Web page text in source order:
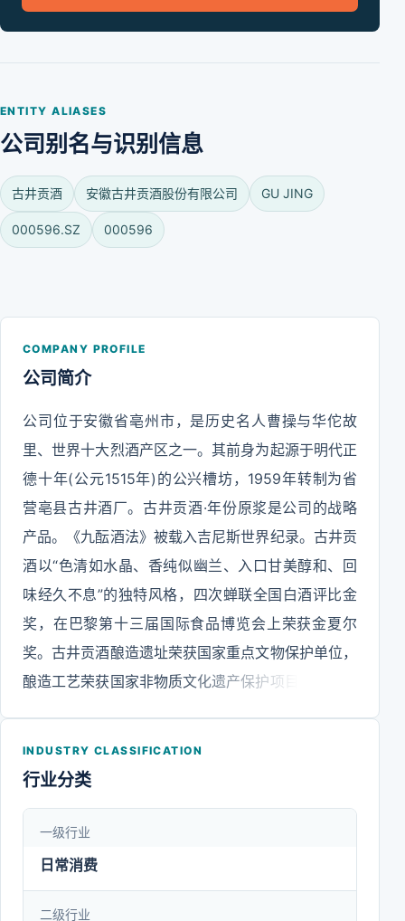
ENTITY ALIASES
公司别名与识别信息
古井贡酒 安徽古井贡酒股份有限公司 GU JING
000596.SZ 000596
COMPANY PROFILE
公司简介
公司位于安徽省亳州市，是历史名人曹操与华佗故
里、世界十大烈酒产区之一。其前身为起源于明代正
德十年(公元1515年)的公兴槽坊，1959年转制为省
营亳县古井酒厂。古井贡酒·年份原浆是公司的战略
产品。《九酝酒法》被载入吉尼斯世界纪录。古井贡
酒以“色清如水晶、香纯似幽兰、入口甘美醇和、回
味经久不息”的独特风格，四次蝉联全国白酒评比金
奖，在巴黎第十三届国际食品博览会上荣获金夏尔
奖。古井贡酒酿造遗址荣获国家重点文物保护单位，
酿造工艺荣获国家非物质文化遗产保护项目，被誉为
国名酒合作新时代。公司拥有古井贡、黄鹤楼、老明
古香、烤麦香六种香型，国家工业遗产古井贡酒·年
份原浆传统酿造区、古井贡酒张集生态酿造基地、古
业咸宁厂区、黄鹤楼酒业随州厂区、安徽明光酒业、
INDUSTRY CLASSIFICATION
行业分类
一级行业
日常消费
二级行业